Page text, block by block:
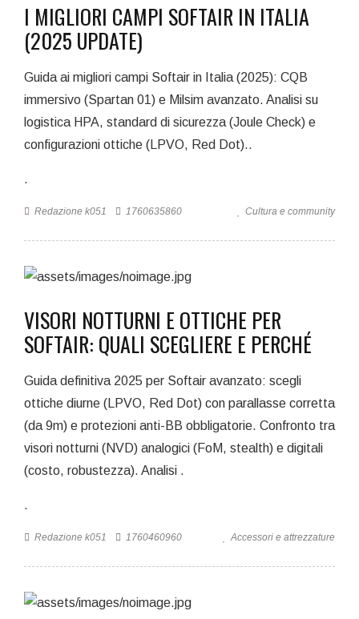
I MIGLIORI CAMPI SOFTAIR IN ITALIA
(2025 UPDATE)
Guida ai migliori campi Softair in Italia (2025): CQB
immersivo (Spartan 01) e Milsim avanzato. Analisi su
logistica HPA, standard di sicurezza (Joule Check) e
configurazioni ottiche (LPVO, Red Dot)..
.
Redazione k051 1760635860 Cultura e community
VISORI NOTTURNI E OTTICHE PER
SOFTAIR: QUALI SCEGLIERE E PERCHÉ
Guida definitiva 2025 per Softair avanzato: scegli
ottiche diurne (LPVO, Red Dot) con parallasse corretta
(da 9m) e protezioni anti-BB obbligatorie. Confronto tra
visori notturni (NVD) analogici (FoM, stealth) e digitali
(costo, robustezza). Analisi .
.
Redazione k051 1760460960 Accessori e attrezzature